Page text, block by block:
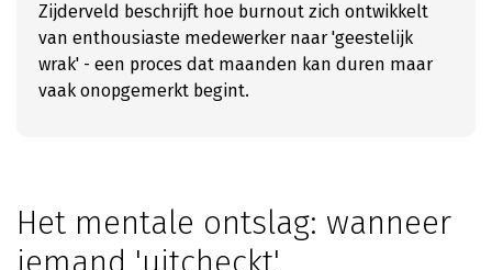
Zijderveld beschrijft hoe burnout zich ontwikkelt
van enthousiaste medewerker naar 'geestelijk
wrak' - een proces dat maanden kan duren maar
vaak onopgemerkt begint.
Het mentale ontslag: wanneer